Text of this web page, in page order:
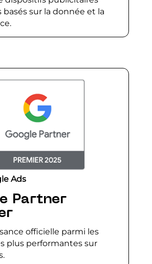
sur la donnée et la
Ads
Partner
officielle parmi les
plus performantes sur